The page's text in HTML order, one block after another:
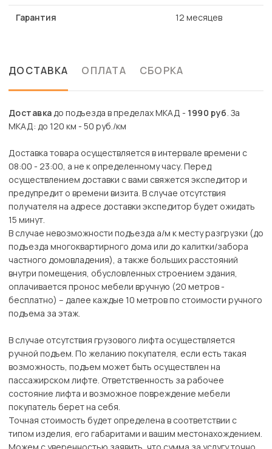
Гарантия 12 месяцев
ДОСТАВКА ОПЛАТА СБОРКА
Доставкадо подъезда в пределах МКАД - 1990 руб. За
МКАД: до 120 км - 50 руб./км
Доставка товара осуществляется в интервале времени с
08:00 - 23:00, а не к определенному часу. Перед
осуществлением доставки с вами свяжется экспедитор и
предупредит о времени визита. В случае отсутствия
получателя на адресе доставки экспедитор будет ожидать
15 минут.
В случае невозможности подъезда а/м к месту разгрузки (до
подъезда многоквартирного дома или до калитки/забора
частного домовладения), а также больших расстояний
внутри помещения, обусловленных строением здания,
оплачивается пронос мебели вручную (20 метров -
бесплатно) – далее каждые 10 метров по стоимости ручного
подъема за этаж.
В случае отсутствия грузового лифта осуществляется
ручной подъем. По желанию покупателя, если есть такая
возможность, подъем может быть осуществлен на
пассажирском лифте. Ответственность за рабочее
состояние лифта и возможное повреждение мебели
покупатель берет на себя.
Точная стоимость будет определена в соответствии с
типом изделия, его габаритами и вашим местонахождением.